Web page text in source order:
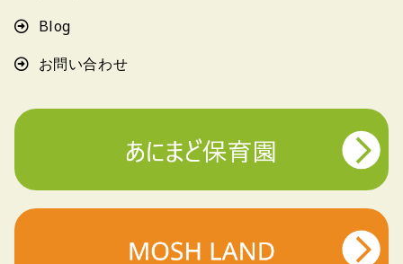
Blog
お問い合わせ